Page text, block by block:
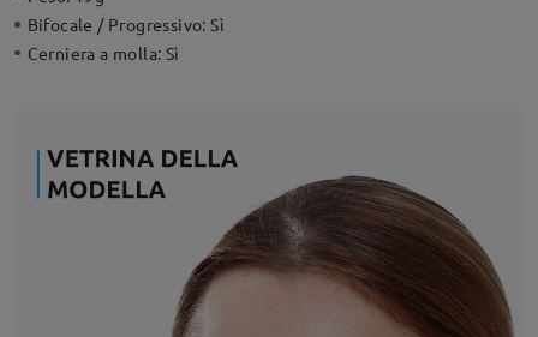
Bifocale / Progressivo:Sì
Cerniera a molla: Sì